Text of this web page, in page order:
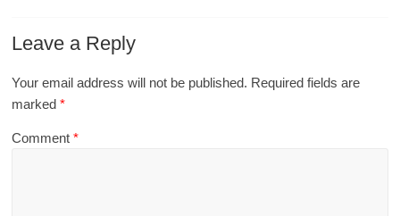
Leave a Reply
Your email address will not be published. Required fields are
marked*
Comment*